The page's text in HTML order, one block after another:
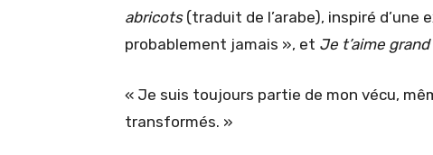
abricots(traduit de l’arabe), inspiré d’une
probablement jamais », et Je t’aime
« Je suis toujours partie de mon vécu,
transformés. »